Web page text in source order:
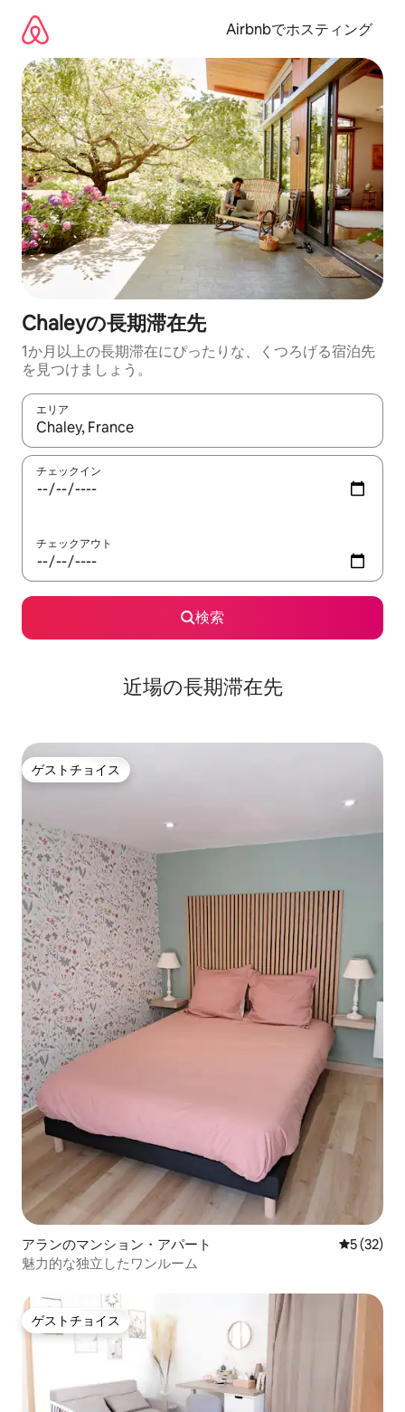
Airbnbでホスティング
Chaleyの長期滞在先
1か月以上の長期滞在にぴったりな、くつろげる宿泊先
を見つけましょう。
エリア
検索結果が表示されたら、上下の矢印キーを使って移動するか
チェックイン
チェックアウト
検索
近場の長期滞在先
ゲストチョイス
ゲストチョイス
アランのマンション・アパート レビュー
5 (32)
魅力的な独立したワンルーム
ゲストチョイス
ゲストチョイス